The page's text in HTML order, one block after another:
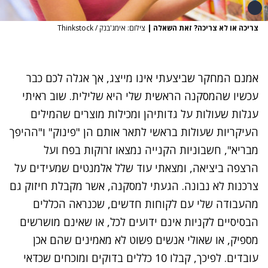
צריכה או לא צריכה? זאת השאלה | צילום: אימג'בנק / Thinkstock
אמנם המחקר שביצעתי אינו מייצג, אך אגלה לכם כבר
עכשיו שהמסקנה הראשית שלי היא שלילית. שוב ראיתי
עגלות שעולות על גדותיהן ומכילות מוצרים שהמילים
העיקריות שעולות בראשי לתאר אותם הן "פינוק" ו"ההיפך
מבריא", חשבוניות הקנייה נמצאו זרוקות בפח ועל
הרצפה ביציאה, ומצאתי עוד שלל אלמנטים שמעידים על
צרכנות לא נבונה. הגעתי למסקנה, אשר מקבלת חיזוק גם
מהעבודה שלי עם לקוחות חדשים, שכנראה הכללים
הבסיסיים לקניות אינם ידועים לכל, או שאינם מושרשים
מספיק, או שאולי אנשים פשוט לא מאמינים שהם אכן
עובדים. לפיכך, קבלו 10 כללים בדוקים ומוכחים שכדאי